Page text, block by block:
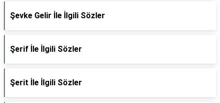
Şevke Gelir İle İlgili Sözler
Şerif İle İlgili Sözler
Şerit İle İlgili Sözler